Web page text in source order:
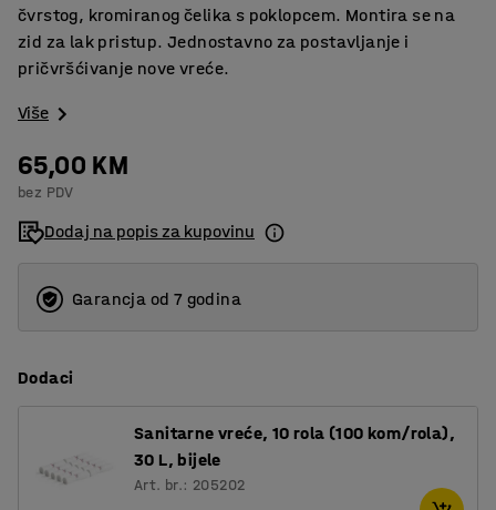
čvrstog, kromiranog čelika s poklopcem. Montira se na
zid za lak pristup. Jednostavno za postavljanje i
pričvršćivanje nove vreće.
Više
65,00 KM
bez PDV
Dodaj na popis za kupovinu
Garancja od 7 godina
Dodaci
Sanitarne vreće, 10 rola (100 kom/rola),
30 L, bijele
Art. br.: 205202